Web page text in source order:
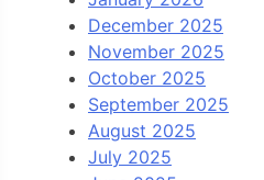
December 2025
November 2025
October 2025
September 2025
August 2025
July 2025